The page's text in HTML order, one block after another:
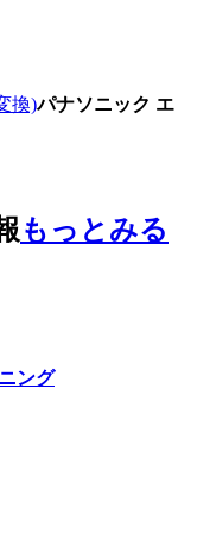
換)パナソニック エ
もっとみる
ング